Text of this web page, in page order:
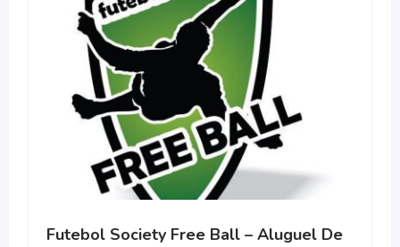
Futebol Society Free Ball – Aluguel De